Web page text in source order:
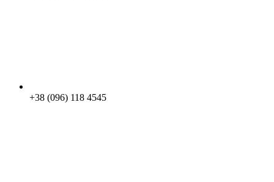
+38 (096) 118 4545